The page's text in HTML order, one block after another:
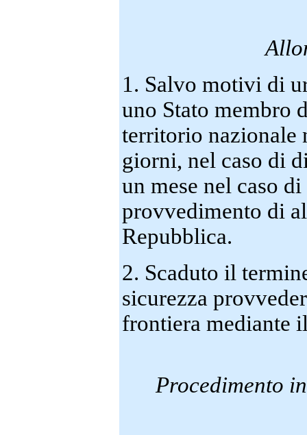
1. Salvo motivi di
uno Stato membro
territorio nazionale
giorni, nel caso di
un mese nel caso
provvedimento di
Repubblica.
2. Scaduto il
sicurezza
frontiera mediante
Procedimento